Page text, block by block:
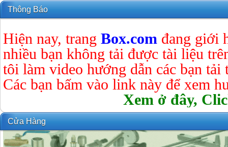
Thông Báo
Hiện nay, trang Box.com đang giới
nhiều bạn không tải được tài liệu
tôi làm video hướng dẫn các bạn tải
Các bạn bấm vào link này để xem
Xem ở đây,
Cửa Hàng